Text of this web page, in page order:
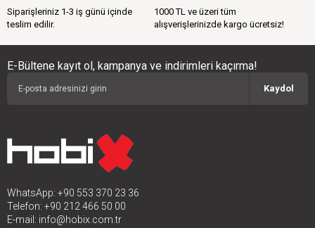
Siparişleriniz 1-3 iş günü içinde
teslim edilir.
1000 TL ve üzeri tüm
alışverişlerinizde kargo ücretsiz!
E-Bültene kayıt ol, kampanya ve indirimleri kaçırma!
Kaydol
WhatsApp: +90 553 370 23 36
Telefon: +90 212 466 50 00
E-mail: info@hobix.com.tr